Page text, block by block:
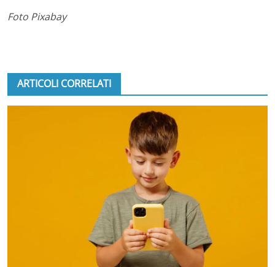
Foto Pixabay
ARTICOLI CORRELATI